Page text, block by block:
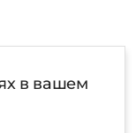
в вашем